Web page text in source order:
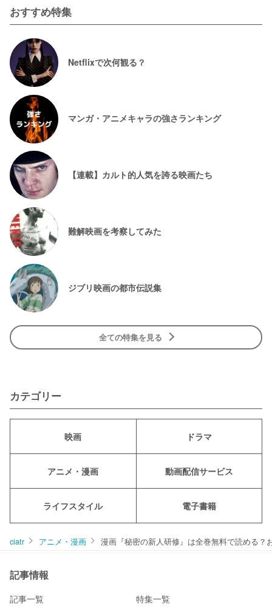
おすすめ特集
Netflixで次何観る？
マンガ・アニメキャラの強さランキング
【連載】カルト的人気を誇る映画たち
難解映画を考察してみた
ジブリ映画の都市伝説集
全ての特集を見る
カテゴリー
映画 ドラマ
アニメ・漫画 動画配信サービス
ライフスタイル 電子書籍
ciatr アニメ・漫画 漫画『秘密の新人研修』は全巻無料で読める？
記事情報
記事一覧 特集一覧